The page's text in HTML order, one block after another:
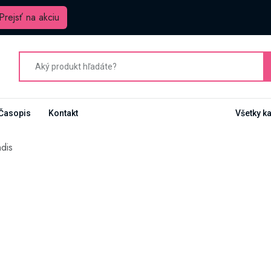
na akciu
Kontakt Všetky